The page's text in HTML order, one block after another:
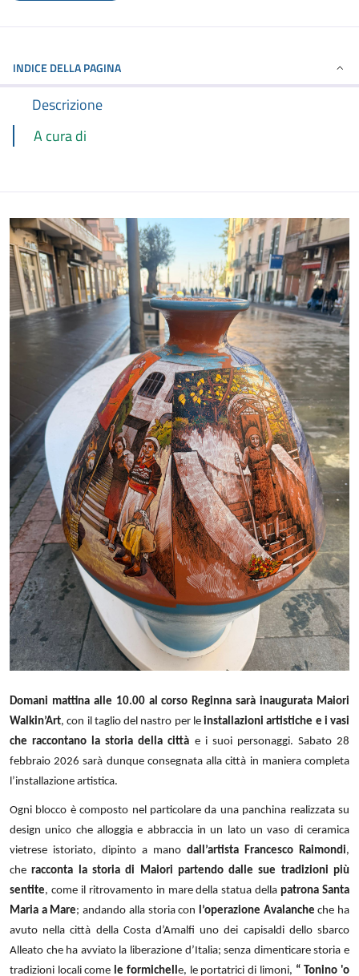
INDICE DELLA PAGINA
Descrizione
A cura di
Domani mattina alle 10.00 al corso Reginna sarà inaugurata Maiori
Walkin’Art, con il taglio del nastro per le installazioni artistiche e i vasi
che raccontano la storia della città e i suoi personaggi. Sabato 28
febbraio 2026 sarà dunque consegnata alla città in maniera completa
l’installazione artistica.
Ogni blocco è composto nel particolare da una panchina realizzata su
design unico che alloggia e abbraccia in un lato un vaso di ceramica
vietrese istoriato, dipinto a mano dall’artista Francesco Raimondi,
cheracconta la storia di Maiori partendo dalle sue tradizioni più
sentite, come il ritrovamento in mare della statua della patrona Santa
Maria a Mare; andando alla storia con l’operazione Avalanche che ha
avuto nella città della Costa d’Amalfi uno dei capisaldi dello sbarco
Alleato che ha avviato la liberazione d’Italia; senza dimenticare storia e
tradizioni locali come le formichelle, le portatrici di limoni, “ Tonino 'o